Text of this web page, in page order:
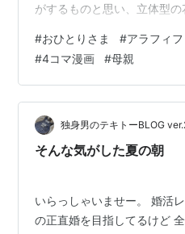
がするものと思い、立体型
うも去年と同じデザインのも
で選んでいるので被るのも当
じだったことを伝えるのは
ものがあるだろうと読んだ
きっと母としても楽しみにし
したのかもしれない。 若い
#おひとりさま #アラフィフ
#4コマ漫画 #母親
独身男のテキトーBLOG
そんな気がした夏の朝